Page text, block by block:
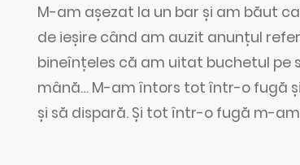
M-am așezat la un bar și am băut
de ieșire când am auzit anunțul
bineînțeles că am uitat buchetul pe
mână… M-am întors tot într-o fugă
și să dispară. Și tot într-o fugă m-